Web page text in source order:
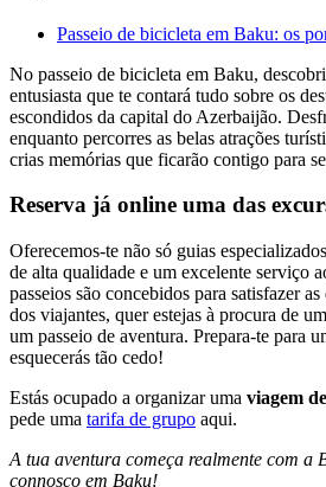
Passeio de bicicleta em Baku: os
No passeio de bicicleta em Baku,
entusiasta que te contará tudo sobre os
escondidos da capital do Azerbaijão.
enquanto percorres as belas atrações
crias memórias que ficarão contigo para
Reserva já online uma das
Oferecemos-te não só guias
de alta qualidade e um excelente serviço
passeios são concebidos para satisfazer
dos viajantes, quer estejas à procura de
um passeio de aventura. Prepara-te para
esquecerás tão cedo!
Estás ocupado a organizar uma viagem
pede uma tarifa de grupo aqui.
A tua aventura começa realmente com a
connosco em Baku!